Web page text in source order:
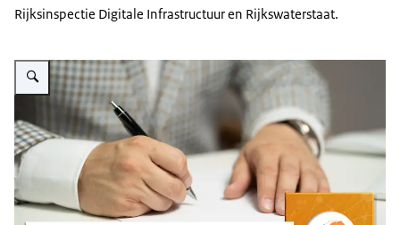
Rijksinspectie Digitale Infrastructuur en Rijkswaterstaat.
Vergroot afbeelding Beeld van een ondertekening van een contract met